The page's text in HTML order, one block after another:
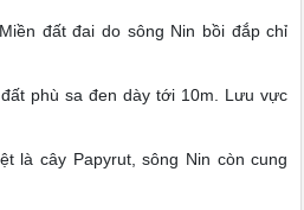
đất đai do sông Nin bồi đắp chỉ
phù sa đen dày tới 10m. Lưu vực
là cây Papyrut, sông Nin còn cung